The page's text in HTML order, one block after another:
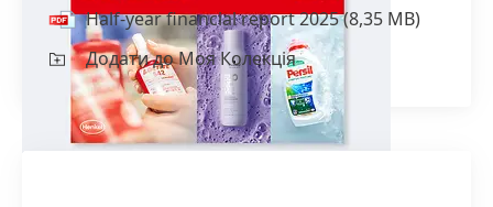
Half-year financial report 2025(8,35 MB)
Додати до Моя Колекція